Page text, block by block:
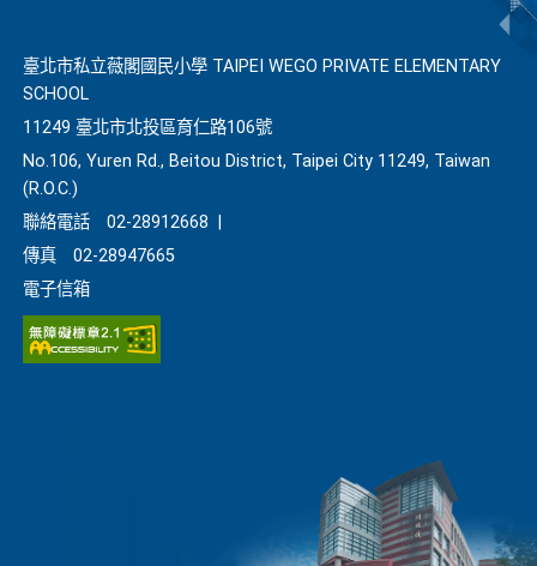
臺北市私立薇閣國民小學 TAIPEI WEGO PRIVATE ELEMENTARY
SCHOOL
11249 臺北市北投區育仁路106號
No.106, Yuren Rd., Beitou District, Taipei City 11249, Taiwan
(R.O.C.)
聯絡電話
02-28912668
傳真
02-28947665
電子信箱